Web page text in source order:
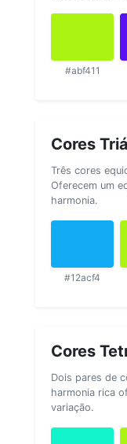
#abf411
Cores
Três cores
Oferecem um
harmonia.
#12acf4
Cores
Dois pares de
harmonia rica
variação.